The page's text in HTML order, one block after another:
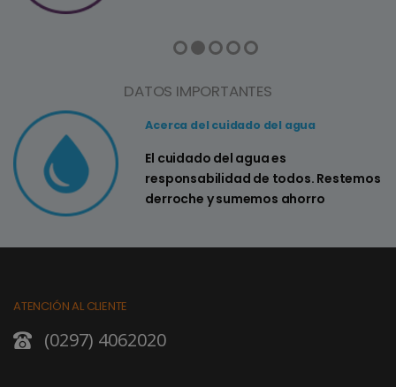
DATOS IMPORTANTES
Acerca del cuidado del agua
El cuidado del agua es
responsabilidad de todos. Restemos
derroche y sumemos ahorro
ATENCIÓN AL CLIENTE
(0297) 4062020